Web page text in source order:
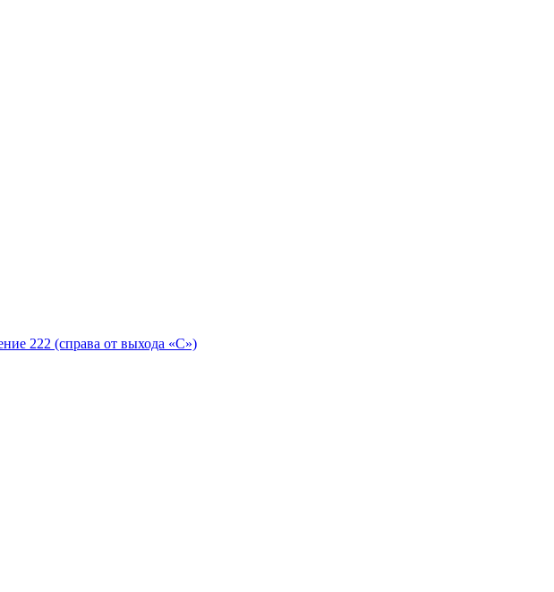
222 (справа от выхода «С»)